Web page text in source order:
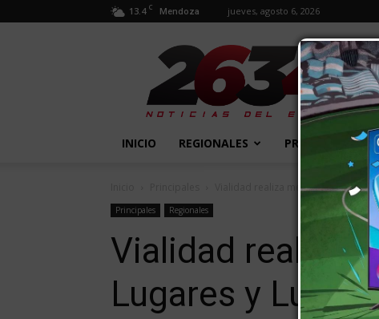
13.4 C Mendoza jueves, agosto 6, 2026
2634
Diario
INICIO REGIONALES PROVINCIALES
Vialidad realiza mejoras en los
Principales Regionales
Vialidad realiza
Lugares y Lucero